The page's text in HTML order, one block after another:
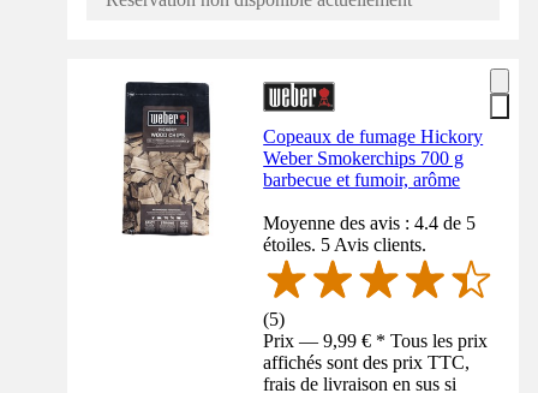
Copeaux de fumage Hickory
Weber Smokerchips 700 g
barbecue et fumoir, arôme
Moyenne des avis : 4.4 de 5
étoiles. 5 Avis clients.
(5)
Prix — 9,99 € * Tous les prix
affichés sont des prix TTC,
frais de livraison en sus si